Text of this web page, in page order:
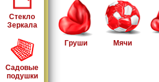
Груши Мячи
Стекло
Зеркала
Садовые
подушки